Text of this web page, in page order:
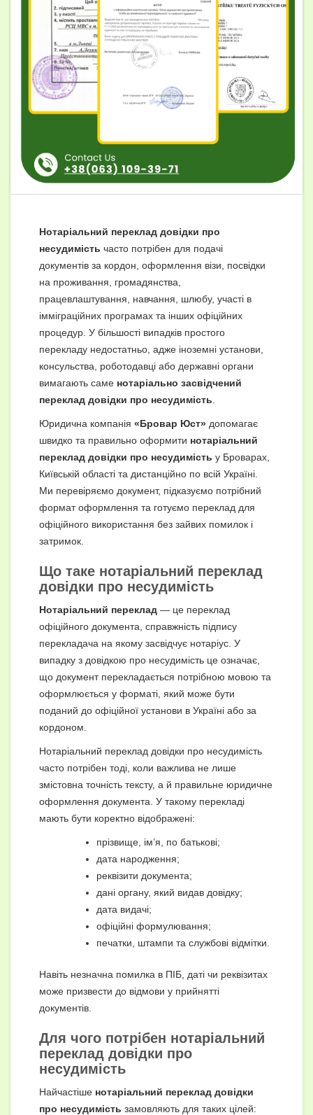
Нотаріальний переклад довідки про
несудимість часто потрібен для подачі
документів за кордон, оформлення візи, посвідки
на проживання, громадянства,
працевлаштування, навчання, шлюбу, участі в
імміграційних програмах та інших офіційних
процедур. У більшості випадків простого
перекладу недостатньо, адже іноземні установи,
консульства, роботодавці або державні органи
вимагають саме нотаріально засвідчений
переклад довідки про несудимість
Юридична компанія «Бровар Юст» допомагає
швидко та правильно оформити нотаріальний
переклад довідки про несудимість у Броварах,
Київській області та дистанційно по всій Україні.
Ми перевіряємо документ, підказуємо потрібний
формат оформлення та готуємо переклад для
офіційного використання без зайвих помилок і
затримок.
Що таке нотаріальний переклад
довідки про несудимість
Нотаріальний переклад — це переклад
офіційного документа, справжність підпису
перекладача на якому засвідчує нотаріус. У
випадку з довідкою про несудимість це означає,
що документ перекладається потрібною мовою та
оформлюється у форматі, який може бути
поданий до офіційної установи в Україні або за
кордоном.
Нотаріальний переклад довідки про несудимість
часто потрібен тоді, коли важлива не лише
змістовна точність тексту, а й правильне юридичне
оформлення документа. У такому перекладі
мають бути коректно відображені:
прізвище, ім’я, по батькові;
дата народження;
реквізити документа;
дані органу, який видав довідку;
дата видачі;
офіційні формулювання;
печатки, штампи та службові відмітки.
Навіть незначна помилка в ПІБ, даті чи реквізитах
може призвести до відмови у прийнятті
документів.
Для чого потрібен нотаріальний
переклад довідки про
несудимість
Найчастіше нотаріальний переклад довідки
про несудимість замовляють для таких цілей: